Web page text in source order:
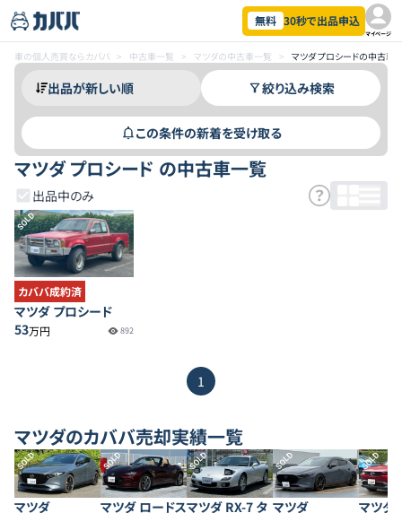
無料 30秒で出品申込
マイページ
車の個人売買ならカババ > 中古車一覧 > マツダの中古車一覧 > マツダ プロシードの中古車
絞り込み検索
この条件の新着を受け取る
マツダ プロシード の中古車一覧
出品中のみ
SOLD
カババ成約済
マツダ プロシード
53万円 892
1
マツダのカババ売却実績一覧
SOLD
マツダ
SOLD
マツダ ロードス
SOLD
マツダ RX-7 タ
SOLD
マツダ
SOLD
マツダ